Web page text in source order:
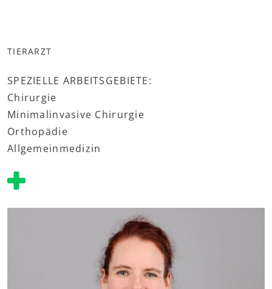
TIERARZT
SPEZIELLE ARBEITSGEBIETE:
Chirurgie
Minimalinvasive Chirurgie
Orthopädie
Allgemeinmedizin